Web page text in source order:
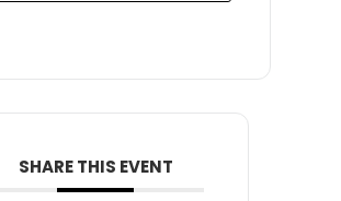
SHARE THIS EVENT